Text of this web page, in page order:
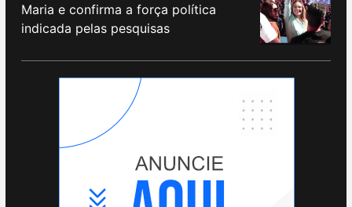
Maria e confirma a força política
indicada pelas pesquisas